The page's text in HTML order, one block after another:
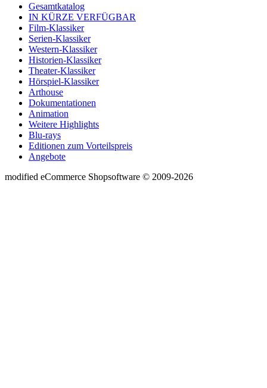
Gesamtkatalog
IN KÜRZE VERFÜGBAR
Film-Klassiker
Serien-Klassiker
Western-Klassiker
Historien-Klassiker
Theater-Klassiker
Hörspiel-Klassiker
Arthouse
Dokumentationen
Animation
Weitere Highlights
Blu-rays
Editionen zum Vorteilspreis
Angebote
modified eCommerce Shopsoftware © 2009-2026